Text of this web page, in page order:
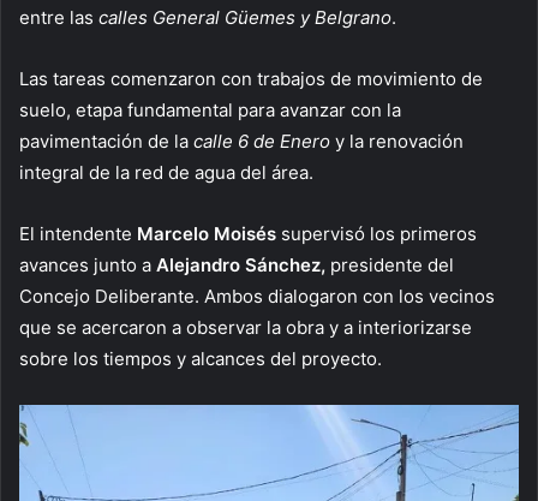
entre las calles General Güemes y Belgrano.
Las tareas comenzaron con trabajos de movimiento de
suelo, etapa fundamental para avanzar con la
pavimentación de la calle 6 de Enero y la renovación
integral de la red de agua del área.
El intendente Marcelo Moisés supervisó los primeros
avances junto a Alejandro Sánchez, presidente del
Concejo Deliberante. Ambos dialogaron con los vecinos
que se acercaron a observar la obra y a interiorizarse
sobre los tiempos y alcances del proyecto.